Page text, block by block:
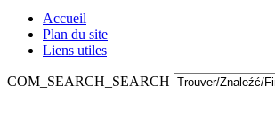
Accueil
Plan du site
Liens utiles
COM_SEARCH_SEARCH